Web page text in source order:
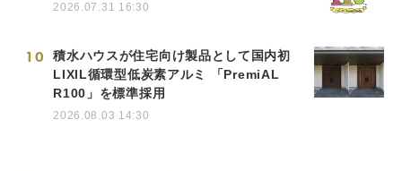
2026.07.31 16:30
10
積水ハウスが住宅向け製品として国内初
LIXIL循環型低炭素アルミ 「PremiAL
R100」を標準採用
2026.08.03 14:30